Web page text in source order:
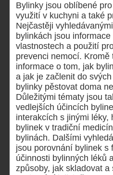
Bylinky jsou oblíbené
využití v kuchyni a také
Nejčastěji
bylinkách jsou
vlastnostech a použití
prevenci nemocí.
informace o tom, jak
a jak je začlenit do
bylinky pěstovat doma
Důležitými tématy jsou
vedlejších účincích
interakcích s jinými léky,
bylinek v tradiční
bylinách. Dalšími
jsou porovnání bylinek s
účinnosti bylinných léků
způsoby, jak skladovat a